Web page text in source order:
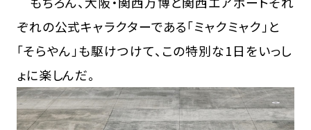
ぞれの公式キャラクターである「ミャクミャク」と
「そらやん」も駆けつけて、この特別な1日をいっし
ょに楽しんだ。